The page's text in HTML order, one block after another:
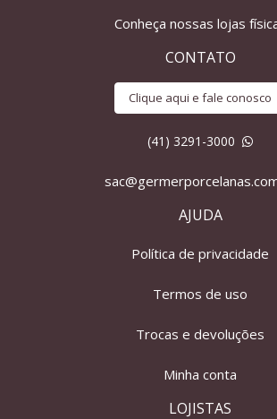
Conheça nossas lojas
CONTATO
Clique aqui e fale conosco
(41) 3291-3000
AJUDA
Política de privacidade
Termos de uso
Trocas e devoluções
Minha conta
LOJISTAS